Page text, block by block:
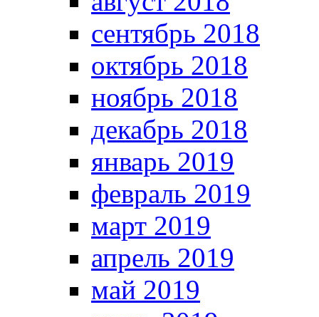
сентябрь 2018
октябрь 2018
ноябрь 2018
декабрь 2018
январь 2019
февраль 2019
март 2019
апрель 2019
май 2019